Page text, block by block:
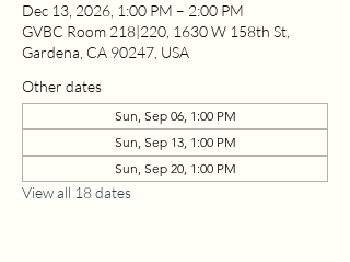
Dec 13, 2026, 1:00 PM – 2:00 PM
GVBC Room 218|220, 1630 W 158th St,
Gardena, CA 90247, USA
Other dates
Sun, Sep 06, 1:00 PM
Sun, Sep 13, 1:00 PM
Sun, Sep 20, 1:00 PM
View all 18 dates